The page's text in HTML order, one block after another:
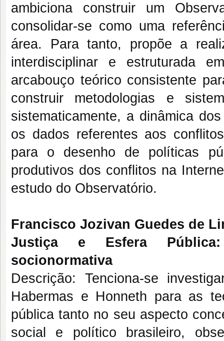
ambiciona construir um
consolidar-se como uma
área. Para tanto, propõe a
interdisciplinar e estruturada
arcabouço teórico consistente
construir metodologias e
sistematicamente, a dinâmica
os dados referentes aos
para o desenho de políticas
produtivos dos conflitos na
estudo do Observatório.
Francisco Jozivan Guedes de
Justiça e Esfera Pública:
socionormativa
Descrição: Tenciona-se
Habermas e Honneth para as
pública tanto no seu aspecto
social e político brasileiro,